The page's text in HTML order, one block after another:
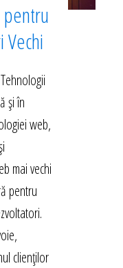
pentru
Vechi
și în
web,
mai vechi
pentru
clienților